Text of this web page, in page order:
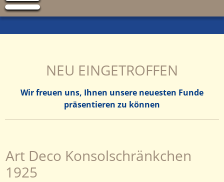
NEU EINGETROFFEN
Wir freuen uns, Ihnen unsere neuesten Funde
präsentieren zu können
Art Deco Konsolschränkchen
1925